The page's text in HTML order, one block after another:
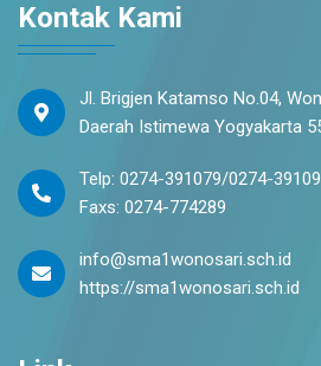
Kontak Kami
Jl. Brigjen Katamso No.04,
Daerah Istimewa Yogyakarta
Telp: 0274-391079/0274-
Faxs: 0274-774289
info@sma1wonosari.sch.id
https://sma1wonosari.sch.id